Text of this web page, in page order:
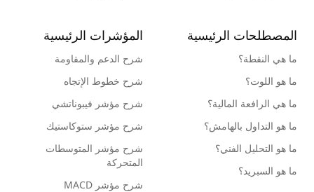
المصطلحات الرئيسية
ما هي النقطة؟
ما هو اللوت؟
ما هي الرافعة المالية؟
ما هو التداول بالهامش؟
ما هو التحليل الفني؟
ما هو السبريد؟
المؤشرات الرئيسية
شرح الدعم والمقاومة
شرح خطوط الإتجاه
شرح مؤشر فيبوناتشي
شرح مؤشر ستوكاستيك
شرح مؤشر المتوسطات
المتحركة
شرح مؤشر MACD